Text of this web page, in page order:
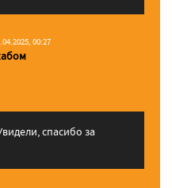
00:27
спасибо за